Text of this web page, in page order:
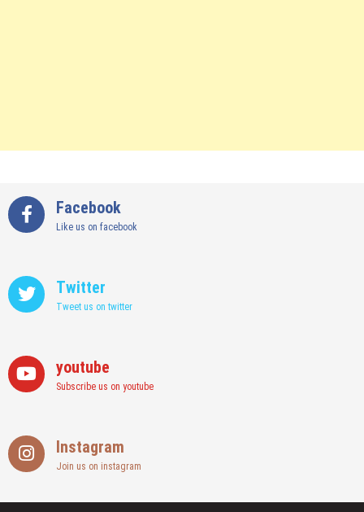
Facebook
Like us on facebook
Twitter
Tweet us on twitter
youtube
Subscribe us on youtube
Instagram
Join us on instagram